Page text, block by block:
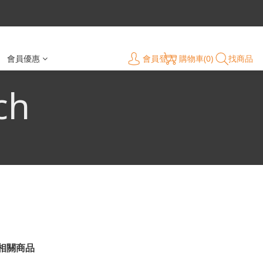
會員優惠 會員登入 購物車(0) 找商品
關商品